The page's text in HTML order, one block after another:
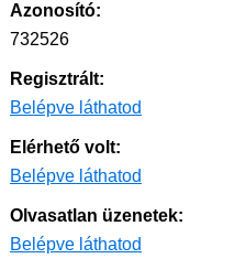
Azonosító:
732526
Regisztrált:
Belépve láthatod
Elérhető volt:
Belépve láthatod
Olvasatlan üzenetek:
Belépve láthatod